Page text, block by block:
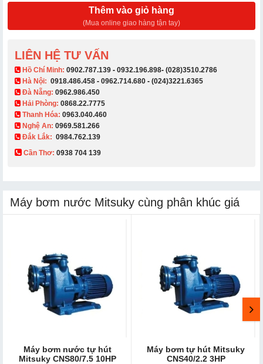
Thêm vào giỏ hàng
(Mua online giao hàng tận tay)
LIÊN HỆ TƯ VẤN
​ Hồ Chí Minh: 0902.787.139 - 0932.196.898- (028)3510.2786
Hà Nội: 0918.486.458 - 0962.714.680 - (024)3221.6365
Đà Nẵng: 0962.986.450
Hải Phòng: 0868.22.7775
Thanh Hóa: 0963.040.460
Nghệ An: 0969.581.266
Đắk Lắk: 0984.762.139
Cần Thơ: 0938 704 139​
Máy bơm nước Mitsuky cùng phân khúc giá
Máy bơm nước tự hút
Mitsuky CNS80/7.5 10HP
Máy bơm tự hút Mitsuky
CNS40/2.2 3HP